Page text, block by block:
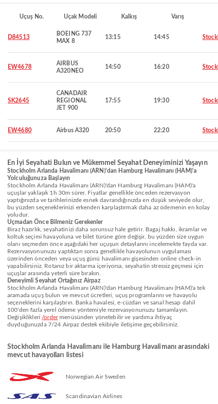
Uçuş No. Uçak Modeli Kalkış Varış
D84513
BOEING 737
MAX 8
13:15 14:45
EW4678
AIRBUS
A320NEO
14:50 16:20
SK2645
CANADAIR
REGIONAL
JET 900
17:55 19:30
EW4680 Airbus A320 20:50 22:20
En İyi Seyahati Bulun ve Mükemmel Seyahat Deneyiminizi Yaşayın
Stockholm Arlanda Havalimanı (ARN)'dan Hamburg Havalimanı (HAM)'a
Yolculuğunuza Başlayın
Stockholm Arlanda Havalimanı (ARN)'dan Hamburg Havalimanı (HAM)'a
uçuşlar yaklaşık 1h 30m sürer. Fiyatlar genellikle önceden rezervasyon
yaptığınızda ve tarihlerinizde esnek davrandığınızda en düşük seviyede olur,
bu yüzden seçeneklerinizi erkenden karşılaştırmak daha az ödemenin en kolay
yoludur.
Uçmadan Önce Bilmeniz Gerekenler
Biraz hazırlık, seyahatinizi daha sorunsuz hale getirir. Bagaj hakkı, ikramlar ve
koltuk seçimi havayoluna ve bilet türüne göre değişir, bu yüzden size uygun
olanı seçmeden önce aşağıdaki her uçuşun detaylarını incelemekte fayda var.
Rezervasyonunuzu yaptıktan sonra genellikle havayolunun uygulaması
üzerinden önceden veya uçuş günü havalimanı gişesinden online check-in
yapabilirsiniz. Rotanız bir aktarma içeriyorsa, seyahatin stressiz geçmesi için
uçuşlar arasında yeterli süre bırakın.
Deneyimli Seyahat Ortağınız Airpaz
Stockholm Arlanda Havalimanı (ARN)'dan Hamburg Havalimanı (HAM)'a tek
aramada uçuş bulun ve mevcut ücretleri, uçuş programlarını ve havayolu
seçeneklerini karşılaştırın. Banka havalesi, e-cüzdan ve sanal hesap dahil
100'den fazla yerel ödeme yöntemiyle rezervasyonunuzu tamamlayın.
Değişiklikleri /ordermenüsünden yönetebilir ve yardıma ihtiyaç
duyduğunuzda 7/24 Airpaz destek ekibiyle iletişime geçebilirsiniz.
Stockholm Arlanda Havalimanı ile Hamburg Havalimanı arasındaki
mevcut havayolları listesi
Norwegian Air Sweden
Scandinavian Airlines